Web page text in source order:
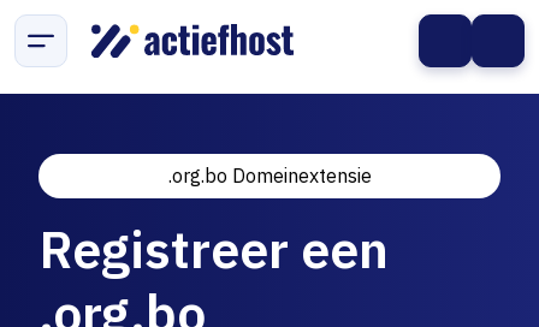
.org.bo Domeinextensie
Registreer een
.org.bo